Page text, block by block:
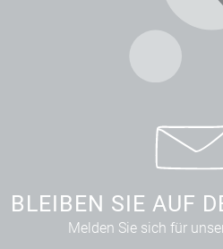
BLEIBEN SIE AUF
Melden Sie sich für